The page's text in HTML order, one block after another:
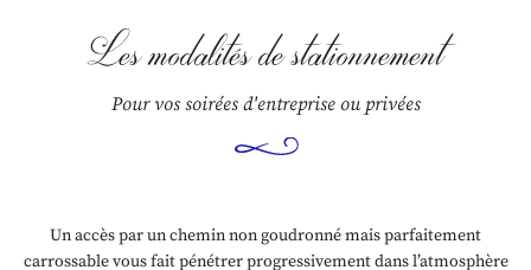
et événements
Les modalités de stationnement
Pour vos soirées d'entreprise ou privées
Un accès par un chemin non goudronné mais parfaitement
carrossable vous fait pénétrer progressivement dans l’atmosphère